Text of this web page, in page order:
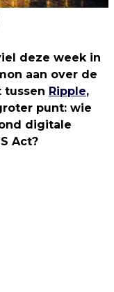
deze week in
aan over de
tussen Ripple,
punt: wie
digitale
Act?